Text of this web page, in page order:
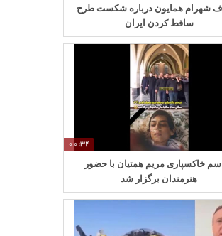
شهرام همایون درباره شکست طرح
ساقط کردن ایران
00:34
خاکسپاری مریم همتیان با حضور
هنرمندان برگزار شد